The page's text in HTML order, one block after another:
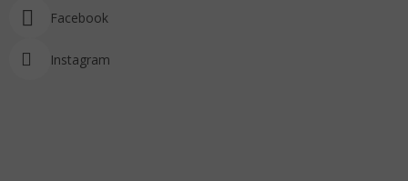
Facebook
Instagram